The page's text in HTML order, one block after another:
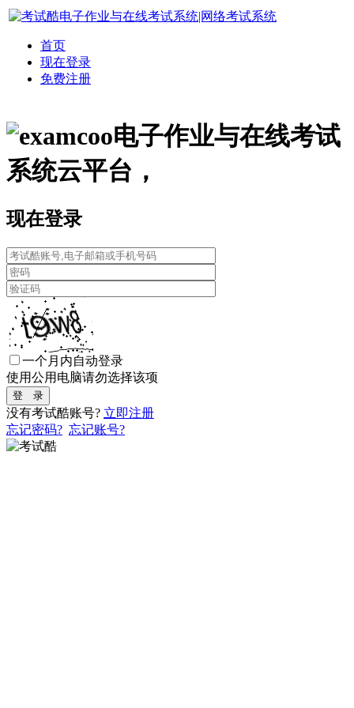
首页
现在登录
免费注册
电子作业与在线考试
系统云平台，
现在登录
一个月内自动登录
使用公用电脑请勿选择该项
登 录
没有考试酷账号? 立即注册
忘记密码? 忘记账号?